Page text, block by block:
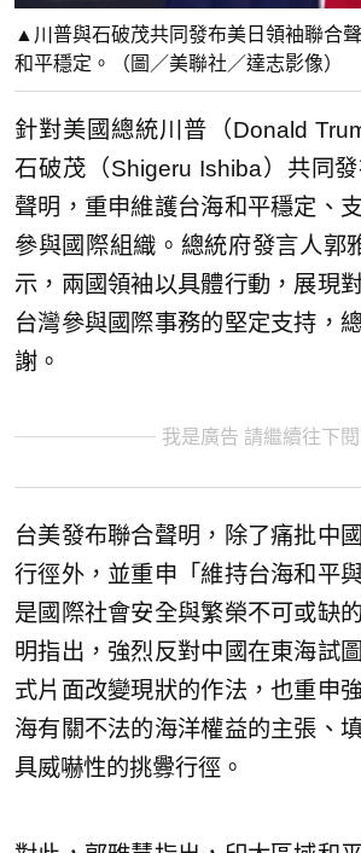
▲川普與石破茂共同發布美日領袖聯合
和平穩定。（圖／美聯社／達志影像）
針對美國總統川普（Donald
石破茂（Shigeru Ishiba）共同
聲明，重申維護台海和平穩定、
參與國際組織。總統府發言人郭
示，兩國領袖以具體行動，展現
台灣參與國際事務的堅定支持，
謝。
我是廣告 請繼續往下
台美發布聯合聲明，除了痛批中
行徑外，並重申「維持台海和平
是國際社會安全與繁榮不可或缺
明指出，強烈反對中國在東海試
式片面改變現狀的作法，也重申
海有關不法的海洋權益的主張、
具威嚇性的挑釁行徑。